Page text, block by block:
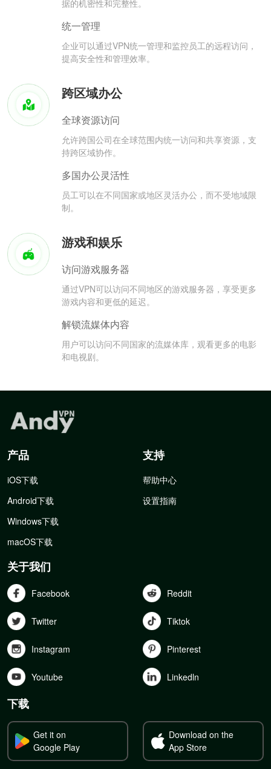
据的机密性和完整性。
统一管理
企业可以通过VPN统一管理和监控员工的远程访问，
提高安全性和管理效率。
跨区域办公
全球资源访问
允许跨国公司在全球范围内统一访问和共享资源，支
持跨区域协作。
多国办公灵活性
员工可以在不同国家或地区灵活办公，而不受地域限
制。
游戏和娱乐
访问游戏服务器
通过VPN可以访问不同地区的游戏服务器，享受更多
游戏内容和更低的延迟。
解锁流媒体内容
用户可以访问不同国家的流媒体库，观看更多的电影
和电视剧。
产品
iOS下载
Android下载
Windows下载
macOS下载
支持
帮助中心
设置指南
关于我们
Facebook Reddit
Twitter Tiktok
Instagram Pinterest
Youtube Linkedln
下载
Get it on
Google Play
Download on the
App Store